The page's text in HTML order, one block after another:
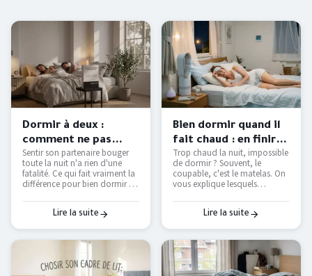
Dormir à deux :
comment ne pas
déranger son
partenaire ?
Sentir son partenaire bouger
toute la nuit n'a rien d'une
fatalité. Ce qui fait vraiment la
différence pour bien dormir à
avant d'acheter.
Lire la suite
Bien dormir quand il
fait chaud : en finir
avec les nuits moites
— Literie Bottz Liège
Trop chaud la nuit, impossible
de dormir ? Souvent, le
coupable, c'est le matelas. On
vous explique lesquels
vraiment, et comment
retrouver des nuits fraîches
Lire la suite